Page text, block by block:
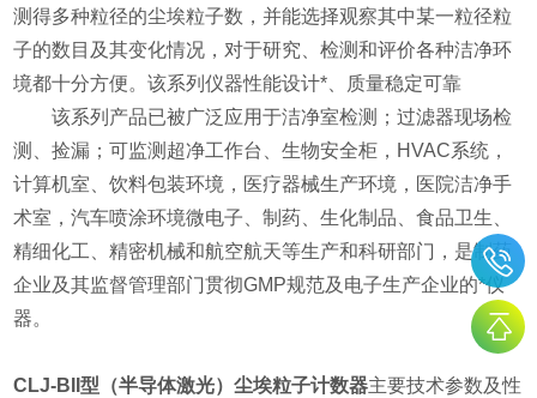
测得多种粒径的尘埃粒子数，并能选择观察其中某一粒径粒
子的数目及其变化情况，对于研究、检测和评价各种洁净环
境都十分方便。该系列仪器性能设计*、质量稳定可靠
该系列产品已被广泛应用于洁净室检测；过滤器现场检
测、捡漏；可监测超净工作台、生物安全柜，HVAC系统，
计算机室、饮料包装环境，医疗器械生产环境，医院洁净手
术室，汽车喷涂环境微电子、制药、生化制品、食品卫生、
精细化工、精密机械和航空航天等生产和科研部门，是制药
企业及其监督管理部门贯彻GMP规范及电子生产企业的*仪
器。
CLJ-BII型（半导体激光）尘埃粒子计数器主要技术参数及性